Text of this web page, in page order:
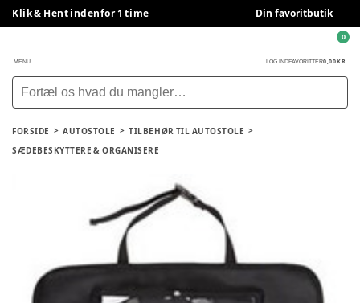
Klik & Hent indenfor 1 time Din favoritbutik
MENU LOG INDFAVORITTER0,00 KR.
0
FORSIDE AUTOSTOLE
TILBEHØR TIL AUTOSTOLE
SÆDEBESKYTTERE & ORGANISERE